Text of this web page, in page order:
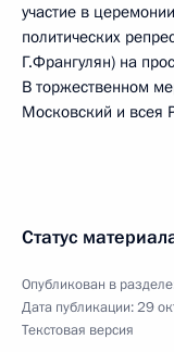
участие в
политических
Г.Франгулян) на
В торжественном
Московский и всея
Статус
Опубликован в
Дата публикации:29
Текстовая версия